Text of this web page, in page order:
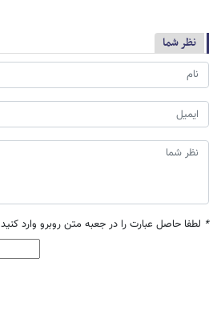
نظر شما
* لطفا حاصل عبارت را در جعبه متن روبرو وارد کنید